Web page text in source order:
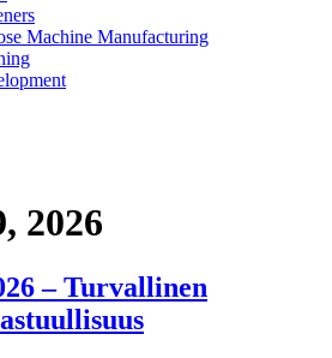
Machine Manufacturing
2026
– Turvallinen